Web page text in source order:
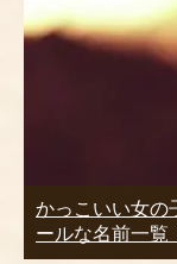
かっこいい女の
ールな名前一覧